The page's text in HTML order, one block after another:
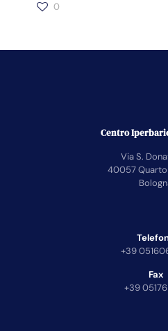
0
Centro
Via S.
40057
+39
Fax
+39